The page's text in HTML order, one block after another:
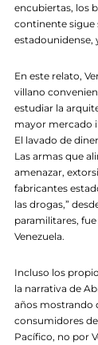
encubiertas, los
continente sigue
estadounidense,
En este relato,
villano
estudiar la
mayor mercado
El lavado de
Las armas que
amenazar,
fabricantes
las drogas,”
paramilitares,
Venezuela.
Incluso los
la narrativa de
años mostrando
consumidores
Pacífico, no por